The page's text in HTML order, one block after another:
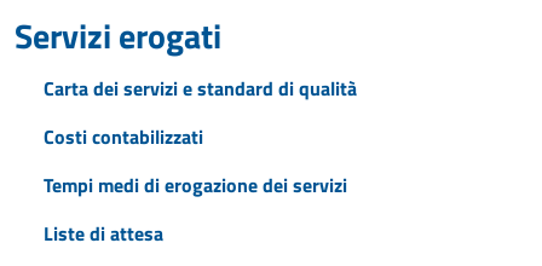
Servizi erogati
Carta dei servizi e standard di qualità
Costi contabilizzati
Tempi medi di erogazione dei servizi
Liste di attesa